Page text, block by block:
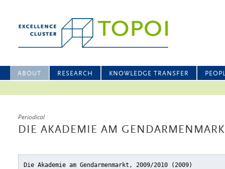
ABOUT RESEARCH KNOWLEDGE TRANSFER
Periodical
DIE AKADEMIE AM
Die Akademie am Gendarmenmarkt, 2009/2010 (2009)